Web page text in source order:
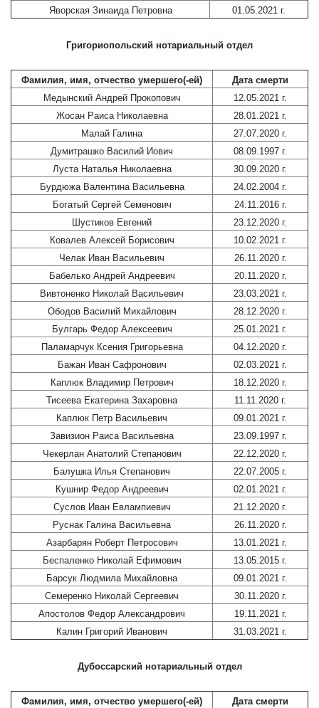
Яворская Зинаида Петровна
01.05.2021 г.
Григориопольский нотариальный отдел
Фамилия, имя, отчество умершего(-ей)
Дата смерти
Медынский Андрей Прокопович
12.05.2021 г.
Жосан Раиса Николаевна
28.01.2021 г.
Малай Галина
27.07.2020 г.
Думитрашко Василий Иович
08.09.1997 г.
Луста Наталья Николаевна
30.09.2020 г.
Бурдюжа Валентина Васильевна
24.02.2004 г.
Богатый Сергей Семенович
24.11.2016 г.
Шустиков Евгений
23.12.2020 г.
Ковалев Алексей Борисович
10.02.2021 г.
Челак Иван Васильевич
26.11.2020 г.
Бабелько Андрей Андреевич
20.11.2020 г.
Вивтоненко Николай Васильевич
23.03.2021 г.
Ободов Василий Михайлович
28.12.2020 г.
Булгарь Федор Алексеевич
25.01.2021 г.
Паламарчук Ксения Григорьевна
04.12.2020 г.
Бажан Иван Сафронович
02.03.2021 г.
Каплюк Владимир Петрович
18.12.2020 г.
Тисеева Екатерина Захаровна
11.11.2020 г.
Каплюк Петр Васильевич
09.01.2021 г.
Завизион Раиса Васильевна
23.09.1997 г.
Чекерлан Анатолий Степанович
22.12.2020 г.
Балушка Илья Степанович
22.07.2005 г.
Кушнир Федор Андреевич
02.01.2021 г.
Суслов Иван Евлампиевич
21.12.2020 г.
Руснак Галина Васильевна
26.11.2020 г.
Азарбарян Роберт Петросович
13.01.2021 г.
Беспаленко Николай Ефимович
13.05.2015 г.
Барсук Людмила Михайловна
09.01.2021 г.
Семеренко Николай Cергеевич
30.11.2020 г.
Апостолов Федор Александрович
19.11.2021 г.
Калин Григорий Иванович
31.03.2021 г.
Дубоссарский нотариальный отдел
Фамилия, имя, отчество умершего(-ей) Дата смерти